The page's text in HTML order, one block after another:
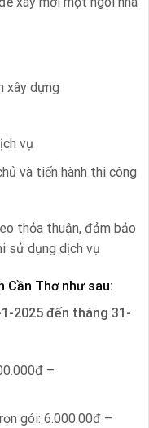
xây dựng
vụ
và tiến hành thi công
thỏa thuận, đảm bảo
sử dụng dịch vụ
Thơ như sau:
2025 đến tháng 31-
–
gói: 6.000.00đ –